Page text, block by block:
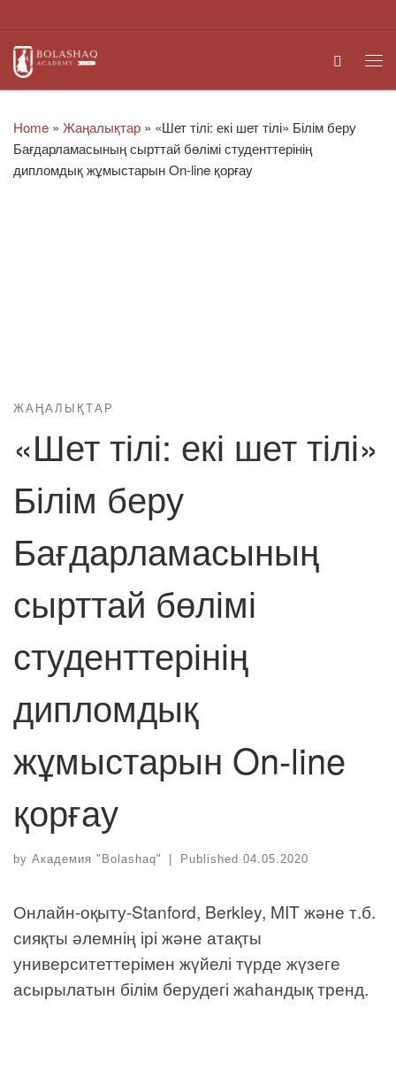
Search
Home » Жаңалықтар » «Шет тілі: екі шет тілі» Білім беру
Бағдарламасының сырттай бөлімі студенттерінің
дипломдық жұмыстарын On-line қорғау
ЖАҢАЛЫҚТАР
«Шет тілі: екі шет тілі»
Білім беру
Бағдарламасының
сырттай бөлімі
студенттерінің
дипломдық
жұмыстарын On-line
қорғау
by Академия "Bolashaq" | Published 04.05.2020
Онлайн-оқыту-Stanford, Berkley, MIT және т.б.
сияқты әлемнің ірі және атақты
университеттерімен жүйелі түрде жүзеге
асырылатын білім берудегі жаһандық тренд.